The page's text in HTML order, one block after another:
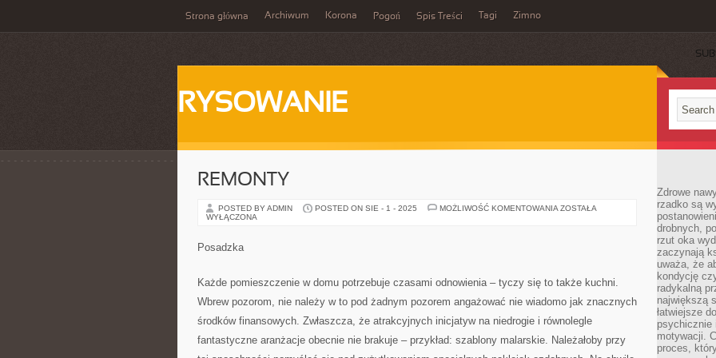
Strona główna Archiwum Korona Pogoń Spis Treści Tagi Zimno
RYSOWANIE
REMONTY
POSTED BY ADMIN POSTED ON SIE - 1 - 2025 MOŻLIWOŚĆ KOMENTOWANIA REMONTY
ZOSTAŁA
WYŁĄCZONA
Posadzka
Każde pomieszczenie w domu potrzebuje czasami odnowienia – tyczy się to także kuchni.
Wbrew pozorom, nie należy w to pod żadnym pozorem angażować nie wiadomo jak znacznych
środków finansowych. Zwłaszcza, że atrakcyjnych inicjatyw na niedrogie i równolegle
fantastyczne aranżacje obecnie nie brakuje – przykład: szablony malarskie. Należałoby przy
Zdrowe
rzadko są
drobnych,
rzut oka
zaczynają
uważa, że
kondycję
radykalną
największą
łatwiejsze
psychicznie
motywacji.
proces,